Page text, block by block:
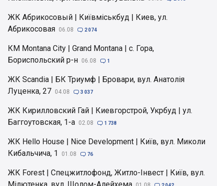
ЖК Абрикосовый | Київміськбуд | Киев, ул.
Абрикосовая 06.08  2 074
КМ Montana City | Grand Montana | с. Гора,
Бориспольский р-н 06.08  1
ЖК Scandia | БК Триумф | Бровари, вул. Анатолія
Луценка, 27 04.08  3 037
ЖК Кирилловский Гай | Киевгорстрой, Укрбуд | ул.
Баггоутовская, 1-а 02.08  1 738
ЖК Hello House | Nice Development | Київ, вул. Миколи
Кибальчича, 1
01.08  76
ЖК Forest | Спецжитлофонд, Житло-Інвест | Київ, вул.
Мілютенка, вул. Шолом-Алейхема